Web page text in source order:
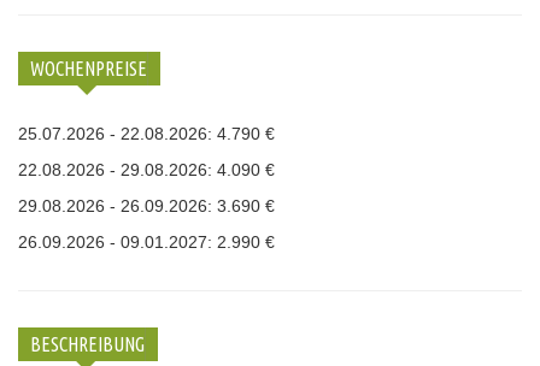
WOCHENPREISE
25.07.2026 - 22.08.2026: 4.790 €
22.08.2026 - 29.08.2026: 4.090 €
29.08.2026 - 26.09.2026: 3.690 €
26.09.2026 - 09.01.2027: 2.990 €
BESCHREIBUNG